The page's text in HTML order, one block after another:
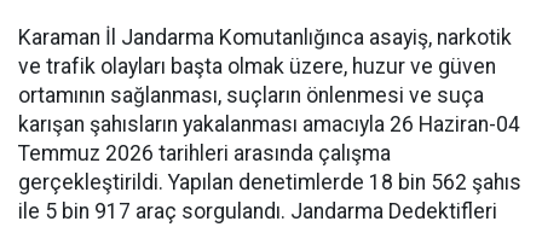
Karaman İl Jandarma Komutanlığınca asayiş, narkotik
ve trafik olayları başta olmak üzere, huzur ve güven
ortamının sağlanması, suçların önlenmesi ve suça
karışan şahısların yakalanması amacıyla 26 Haziran-04
Temmuz 2026 tarihleri arasında çalışma
gerçekleştirildi. Yapılan denetimlerde 18 bin 562 şahıs
ile 5 bin 917 araç sorgulandı. Jandarma Dedektifleri